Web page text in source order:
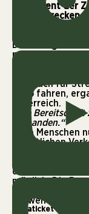
45 Prozent der
heute Strecken
zurückgelegt
Klimatickets
Die häufigsten
nutzbare
verbessertes
Verbindungen
Zug auch für
Auto fahren,
Österreich.
„Die
vorhanden.“
Viele Menschen
öffentlichen
Österreich
wichtig, mehr
den Öffentlichen
möglich. Die
Bevölkerung
Schwendinger.
Klimaticket und